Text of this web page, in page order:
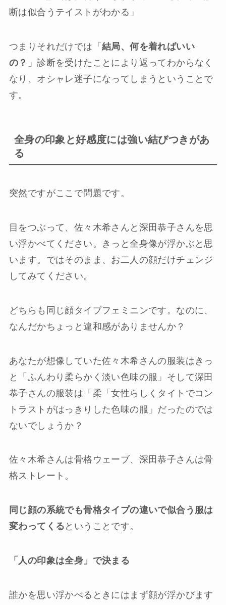
断は似合うテイストがわかる」
つまりそれだけでは「 結局、何を着ればいい
の？ 」診断を受けたことにより返ってわからなく
なり、オシャレ迷子になってしまうということで
す。
全身の印象と好感度には強い結びつきがあ
る
突然ですがここで問題です。
目をつぶって、佐々木希さんと深田恭子さんを思
い浮かべてください。きっと全身像が浮かぶと思
います。ではそのまま、お二人の顔だけチェンジ
してみてください。
どちらも同じ顔タイプフェミニンです。なのに、
なんだかちょっと違和感がありませんか？
あなたが想像していた佐々木希さんの服装はきっ
と「ふんわり柔らかく淡い色味の服」そして深田
恭子さんの服装は「柔「女性らしくタイトでコン
トラストがはっきりした色味の服」だったのでは
ないでしょうか？
佐々木希さんは骨格ウェーブ、深田恭子さんは骨
格ストレート。
同じ顔の系統でも骨格タイプの違いで似合う服は
変わってくる ということです。
「人の印象は全身」で決まる
誰かを思い浮かべるときにはまず顔が浮かびます